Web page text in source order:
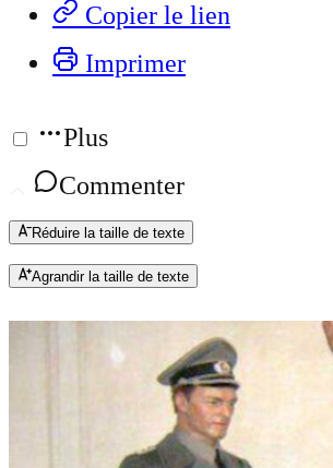
Copier le lien
Imprimer
Plus
Commenter
Réduire la taille de texte
Agrandir la taille de texte